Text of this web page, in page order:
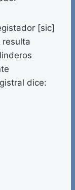
[sic]
resulta
dice: